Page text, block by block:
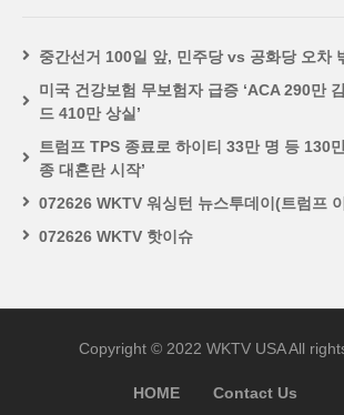
중간선거 100일 앞, 민주당 vs 공화당 오차
미국 건강보험 무보험자 급증 ‘ACA 290만
드 410만 상실’
트럼프 TPS 종료로 하이티 33만 명 등 130
종 대혼란 시작’
072626 WKTV 워싱턴 뉴스투데이(트럼프
072626 WKTV 핫이슈
Copyright © 2022 WKTV USA All
HOME Contact Us